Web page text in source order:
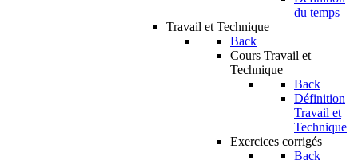
du temps
Travail et Technique
Back
Cours Travail et
Technique
Back
Définition
Travail et
Technique
Exercices corrigés
Back